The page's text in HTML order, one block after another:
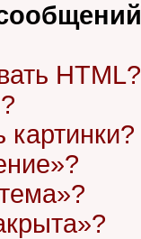
HTML?
картинки?